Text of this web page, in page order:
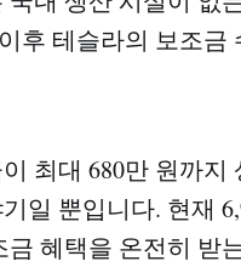
후 테슬라의 보조금
최대 680만 원까
일 뿐입니다. 현재
혜택을 온전히 받